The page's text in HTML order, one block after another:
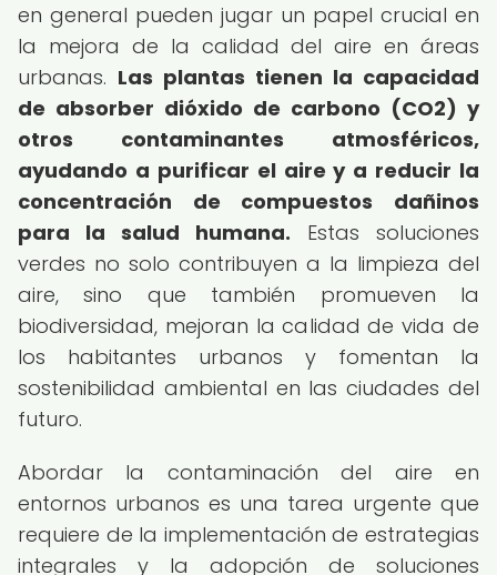
en general pueden jugar un papel crucial en
la mejora de la calidad del aire en áreas
urbanas. Las plantas tienen la capacidad
de absorber dióxido de carbono (CO2) y
otros contaminantes atmosféricos,
ayudando a purificar el aire y a reducir la
concentración de compuestos dañinos
para la salud humana. Estas soluciones
verdes no solo contribuyen a la limpieza del
aire, sino que también promueven la
biodiversidad, mejoran la calidad de vida de
los habitantes urbanos y fomentan la
sostenibilidad ambiental en las ciudades del
futuro.
Abordar la contaminación del aire en
entornos urbanos es una tarea urgente que
requiere de la implementación de estrategias
integrales y la adopción de soluciones